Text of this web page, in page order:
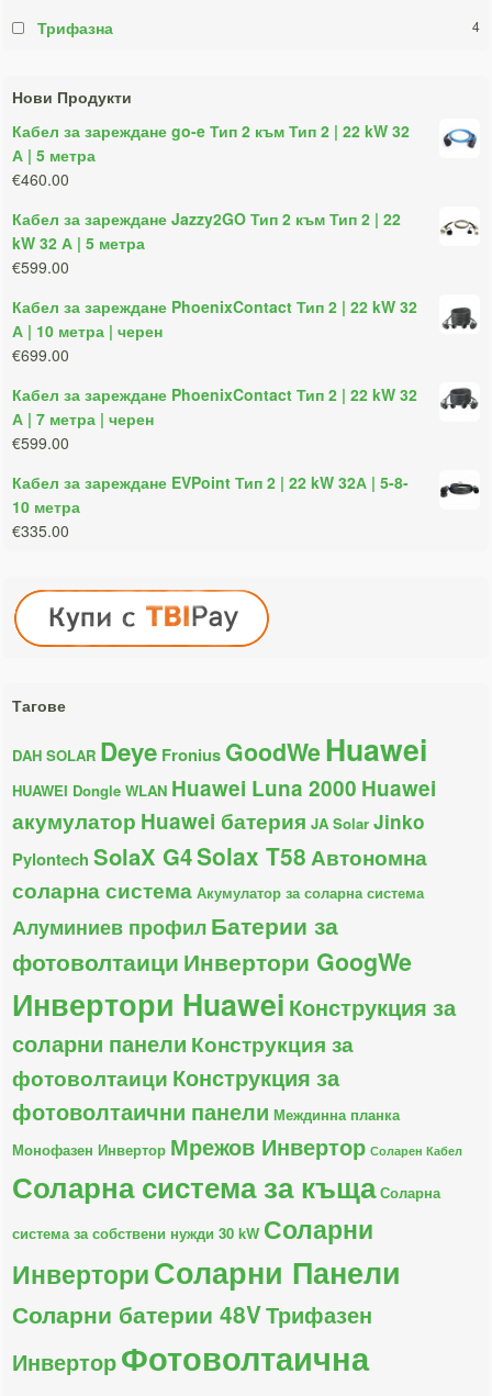
Трифазна
4
Нови Продукти
Кабел за зареждане go-e Тип 2 към Тип 2 | 22 kW 32
А | 5 метра
€460.00
Кабел за зареждане Jazzy2GO Тип 2 към Тип 2 | 22
kW 32 А | 5 метра
€599.00
Кабел за зареждане PhoenixContact Тип 2 | 22 kW 32
А | 10 метра | черен
€699.00
Кабел за зареждане PhoenixContact Тип 2 | 22 kW 32
А | 7 метра | черен
€599.00
Кабел за зареждане EVPoint Тип 2 | 22 kW 32А | 5-8-
10 метра
€335.00
Тагове
DAH SOLAR Deye Fronius GoodWeHuawei
HUAWEI Dongle WLAN Huawei Luna 2000 Huawei
акумулатор Huawei батерия JA Solar Jinko
Pylontech SolaX G4Solax T58 Автономна
соларна система Акумулатор за соларна система
Алуминиев профилБатерии за
фотоволтаици Инвертори GoogWe
Инвертори Huawei Конструкция за
соларни панели Конструкция за
фотоволтаици Конструкция за
фотоволтаични панели Междинна планка
Монофазен Инвертор Мрежов Инвертор Соларен Кабел
Соларна система за къща Соларна
система за собствени нужди 30 kW Соларни
ИнверториСоларни Панели
Соларни батерии 48VТрифазен
ИнверторФотоволтаична